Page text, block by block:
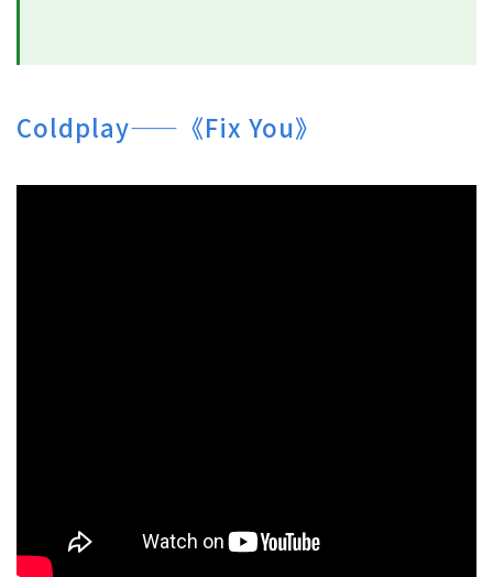
Coldplay——《Fix You》